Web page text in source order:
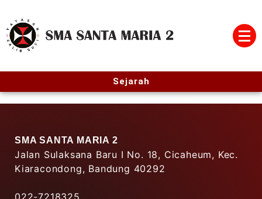
Sejarah
SMA SANTA MARIA 2
Jalan Sulaksana Baru I No. 18, Cicaheum, Kec.
Kiaracondong, Bandung 40292
022-7218325,